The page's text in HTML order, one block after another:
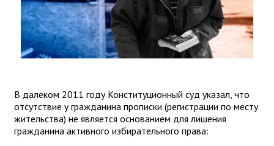
В далеком 2011 году Конституционный суд указал, что
отсутствие у гражданина прописки (регистрации по месту
жительства) не является основанием для лишения
гражданина активного избирательного права: